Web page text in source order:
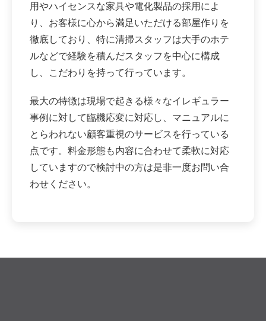
用やハイセンスな家具や電化製品の採用によ
り、お客様に心から満足いただける部屋作りを
徹底しており、特に清掃スタッフは大手のホテ
ルなどで経験を積んだスタッフを中心に構成
し、こだわりを持って行っています。
最大の特徴は現場で起きる様々なイレギュラー
事例に対して臨機応変に対応し、マニュアルに
とらわれない顧客重視のサービスを行っている
点です。料金形態も内容に合わせて柔軟に対応
していますので検討中の方は是非一度お問い合
わせください。